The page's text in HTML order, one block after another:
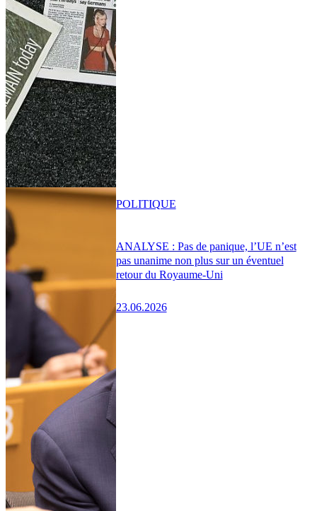
ANALYSE : Pas de panique, l’UE n’est
pas unanime non plus sur un éventuel
retour du Royaume-Uni
23.06.2026
POLITIQUE